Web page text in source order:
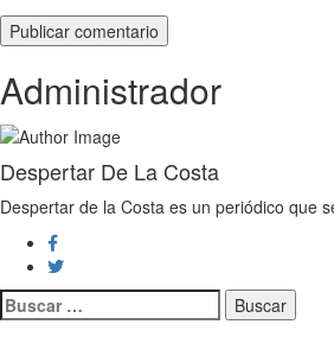
Administrador
Despertar De La Costa
Despertar de la Costa es un periódico que
Buscar: